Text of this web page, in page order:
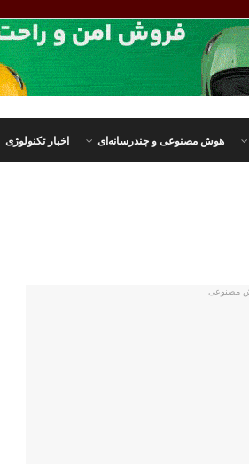
هوش مصنوعی و چندرسانه‌ای اخبار تکنولوژی